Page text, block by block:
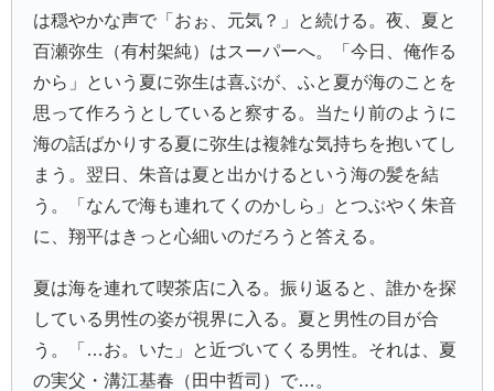
は穏やかな声で「おぉ、元気？」と続ける。夜、夏と
百瀬弥生（有村架純）はスーパーへ。「今日、俺作る
から」という夏に弥生は喜ぶが、ふと夏が海のことを
思って作ろうとしていると察する。当たり前のように
海の話ばかりする夏に弥生は複雑な気持ちを抱いてし
まう。翌日、朱音は夏と出かけるという海の髪を結
う。「なんで海も連れてくのかしら」とつぶやく朱音
に、翔平はきっと心細いのだろうと答える。
夏は海を連れて喫茶店に入る。振り返ると、誰かを探
している男性の姿が視界に入る。夏と男性の目が合
う。「…お。いた」と近づいてくる男性。それは、夏
の実父・溝江基春（田中哲司）で…。